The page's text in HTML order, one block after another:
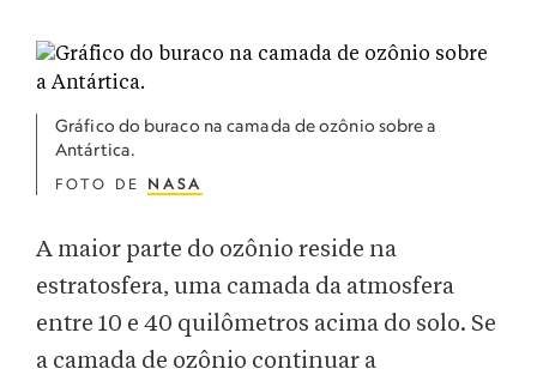
Gráfico do buraco na camada de ozônio sobre a
Antártica.
FOTO DE NASA
A maior parte do ozônio reside na
estratosfera, uma camada da atmosfera
entre 10 e 40 quilômetros acima do solo. Se
a camada de ozônio continuar a